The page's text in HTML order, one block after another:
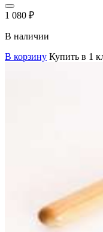
1 080 ₽
В наличии
В корзину Купить в 1